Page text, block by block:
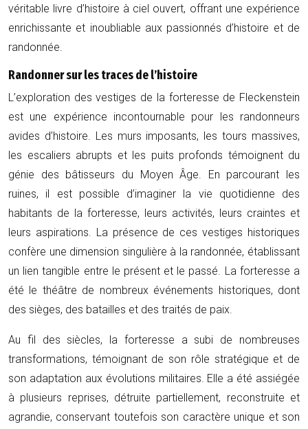
véritable livre d’histoire à ciel ouvert, offrant une expérience
enrichissante et inoubliable aux passionnés d’histoire et de
randonnée.
Randonner sur les traces de l’histoire
L’exploration des vestiges de la forteresse de Fleckenstein
est une expérience incontournable pour les randonneurs
avides d’histoire. Les murs imposants, les tours massives,
les escaliers abrupts et les puits profonds témoignent du
génie des bâtisseurs du Moyen Âge. En parcourant les
ruines, il est possible d’imaginer la vie quotidienne des
habitants de la forteresse, leurs activités, leurs craintes et
leurs aspirations. La présence de ces vestiges historiques
confère une dimension singulière à la randonnée, établissant
un lien tangible entre le présent et le passé. La forteresse a
été le théâtre de nombreux événements historiques, dont
des sièges, des batailles et des traités de paix.
Au fil des siècles, la forteresse a subi de nombreuses
transformations, témoignant de son rôle stratégique et de
son adaptation aux évolutions militaires. Elle a été assiégée
à plusieurs reprises, détruite partiellement, reconstruite et
agrandie, conservant toutefois son caractère unique et son